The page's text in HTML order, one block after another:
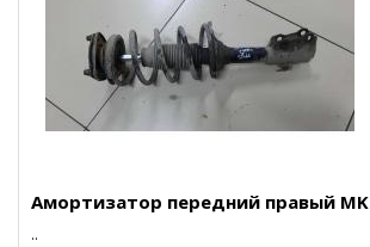
Амортизатор передний правый MK
..